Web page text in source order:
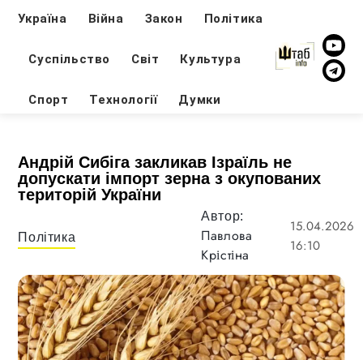
Україна Війна Закон Політика
Суспільство Світ Культура
Спорт Технології Думки
Андрій Сибіга закликав Ізраїль не
допускати імпорт зерна з окупованих
територій України
Політика
Автор:
Павлова
Крістіна
15.04.2026
16:10